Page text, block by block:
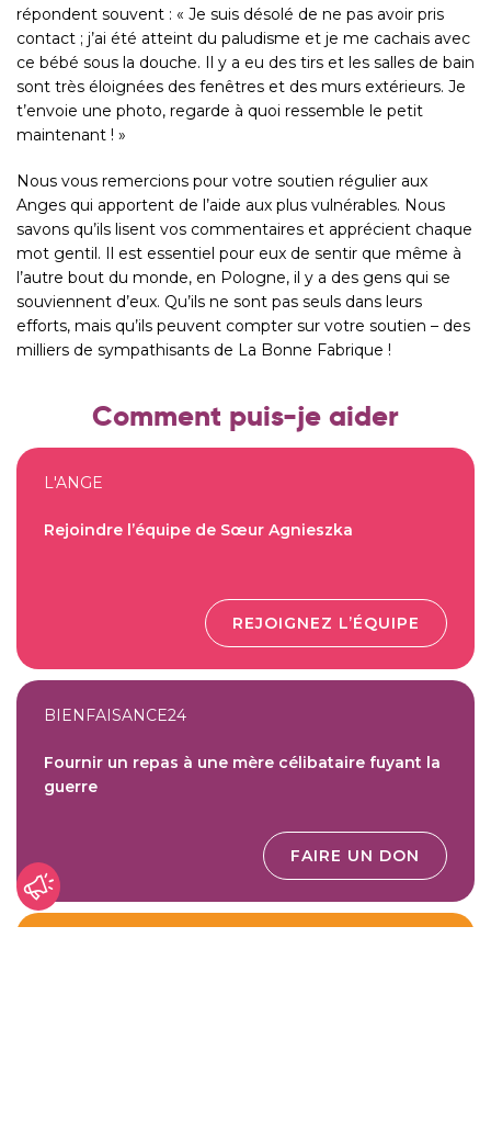
répondent souvent : « Je suis désolé de ne pas avoir pris
contact ; j’ai été atteint du paludisme et je me cachais avec
ce bébé sous la douche. Il y a eu des tirs et les salles de bain
sont très éloignées des fenêtres et des murs extérieurs. Je
t’envoie une photo, regarde à quoi ressemble le petit
maintenant ! »
Nous vous remercions pour votre soutien régulier aux
Anges qui apportent de l’aide aux plus vulnérables. Nous
savons qu’ils lisent vos commentaires et apprécient chaque
mot gentil. Il est essentiel pour eux de sentir que même à
l’autre bout du monde, en Pologne, il y a des gens qui se
souviennent d’eux. Qu’ils ne sont pas seuls dans leurs
efforts, mais qu’ils peuvent compter sur votre soutien – des
milliers de sympathisants de La Bonne Fabrique !
Comment puis-je aider
L'ANGE
Rejoindre l’équipe de Sœur Agnieszka
REJOIGNEZ L’ÉQUIPE
BIENFAISANCE24
Fournir un repas à une mère célibataire fuyant la
guerre
FAIRE UN DON